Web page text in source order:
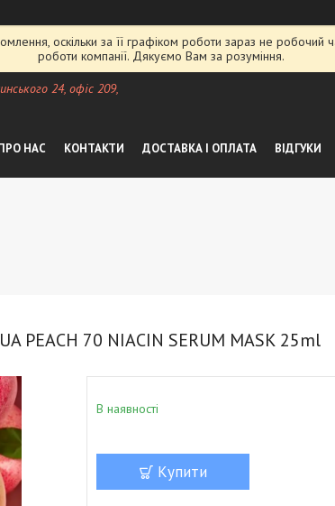
оскільки за її графіком роботи зараз не
роботи компанії. Дякуємо Вам за розуміння.
24, офіс 209,
НАС КОНТАКТИ ДОСТАВКА І ОПЛАТА ВІДГУКИ
PEACH 70 NIACIN SERUM MASK 25ml
В наявності
Купити